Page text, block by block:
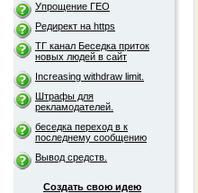
Упрощение ГЕО
Редирект на https
ТГ канал Беседка приток
новых людей в сайт
Increasing withdraw limit.
Штрафы для
рекламодателей.
беседка переход в к
последнему сообщению
Вывод средств.
Создать свою идею